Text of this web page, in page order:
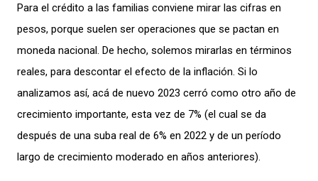
Para el crédito a las familias conviene mirar las cifras en
pesos, porque suelen ser operaciones que se pactan en
moneda nacional. De hecho, solemos mirarlas en términos
reales, para descontar el efecto de la inflación. Si lo
analizamos así, acá de nuevo 2023 cerró como otro año de
crecimiento importante, esta vez de 7% (el cual se da
después de una suba real de 6% en 2022 y de un período
largo de crecimiento moderado en años anteriores).